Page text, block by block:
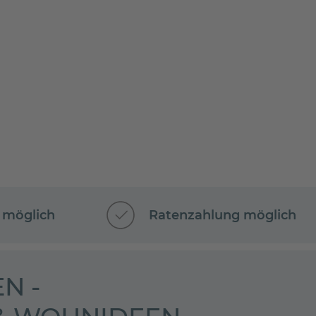
möglich Ratenzahlung möglich
-